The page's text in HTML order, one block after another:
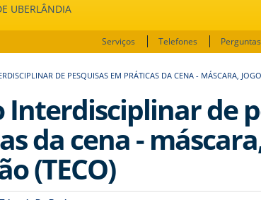
UBERLÂNDIA
Serviços Telefones
DE PESQUISAS EM PRÁTICAS DA CENA - MÁSCARA,
Interdisciplinar de
da cena -
(TECO)